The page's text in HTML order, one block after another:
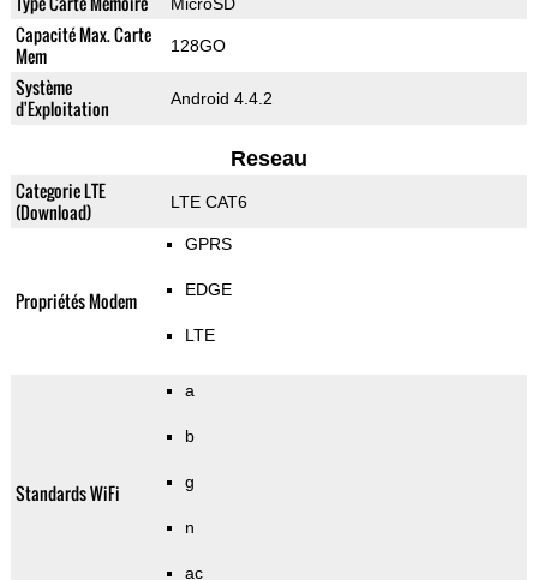
Capacité Max. Carte
Mem
128GO
Système
d'Exploitation
Android 4.4.2
Reseau
Categorie LTE
(Download)
LTE CAT6
Propriétés Modem
GPRS
EDGE
LTE
Standards WiFi
a
b
g
n
ac